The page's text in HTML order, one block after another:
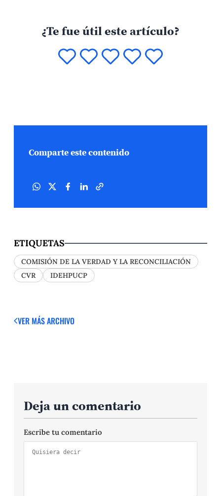
¿Te fue útil este artículo?
Comparte este contenido
ETIQUETAS
COMISIÓN DE LA VERDAD Y LA RECONCILIACIÓN
CVR
IDEHPUCP
VER MÁSARCHIVO
Deja un comentario
Escribe tu comentario